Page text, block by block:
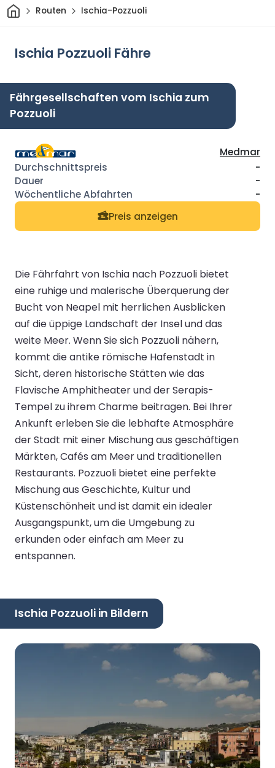
HeimRouten Ischia-Pozzuoli
Ischia Pozzuoli Fähre
Fährgesellschaften vom Ischia zum
Pozzuoli
Medmar
-
-
-
Preis anzeigen
Die Fährfahrt von Ischia nach Pozzuoli bietet
eine ruhige und malerische Überquerung der
Bucht von Neapel mit herrlichen Ausblicken
auf die üppige Landschaft der Insel und das
weite Meer. Wenn Sie sich Pozzuoli nähern,
kommt die antike römische Hafenstadt in
Sicht, deren historische Stätten wie das
Flavische Amphitheater und der Serapis-
Tempel zu ihrem Charme beitragen. Bei Ihrer
Ankunft erleben Sie die lebhafte Atmosphäre
der Stadt mit einer Mischung aus geschäftigen
Märkten, Cafés am Meer und traditionellen
Restaurants. Pozzuoli bietet eine perfekte
Mischung aus Geschichte, Kultur und
Küstenschönheit und ist damit ein idealer
Ausgangspunkt, um die Umgebung zu
erkunden oder einfach am Meer zu
entspannen.
Ischia Pozzuoli in Bildern